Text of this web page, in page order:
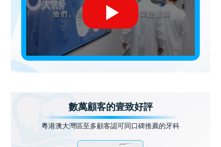
數萬顧客的壹致好評
粵港澳大灣區至多顧客認可同口碑推薦的牙科